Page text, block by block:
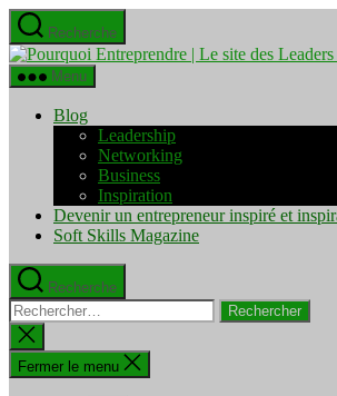
Aller
au
contenu
Recherche
Menu
Blog
Leadership
Networking
Business
Inspiration
Devenir un entrepreneur inspiré et
Soft Skills Magazine
Recherche
Rechercher :
Fermer
la
recherche
Fermer le menu